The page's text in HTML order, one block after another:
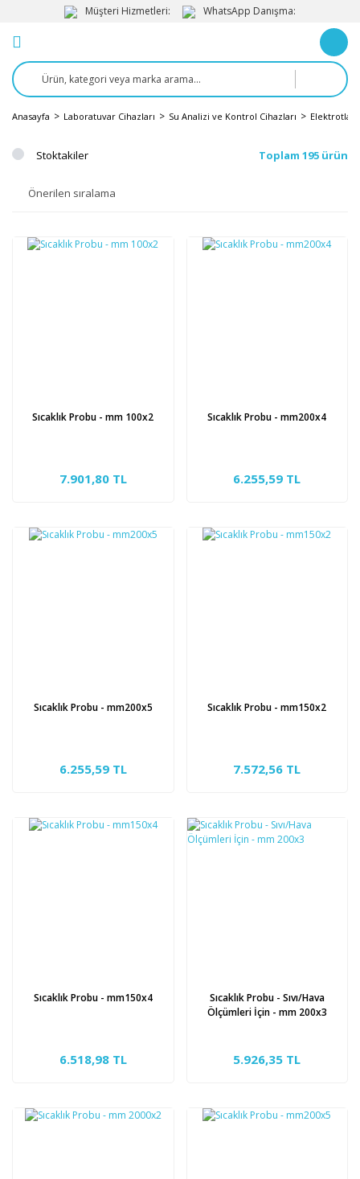
Müşteri Hizmetleri: WhatsApp Danışma:
Anasayfa Laboratuvar Cihazları Su Analizi ve Kontrol Cihazları Elektrotlar
Stoktakiler Toplam 195 ürün
Sıcaklık Probu - mm 100x2
7.901,80 TL
Sıcaklık Probu - mm200x4
6.255,59 TL
Sıcaklık Probu - mm200x5
6.255,59 TL
Sıcaklık Probu - mm150x2
7.572,56 TL
Sıcaklık Probu - mm150x4
6.518,98 TL
Sıcaklık Probu - Sıvı/Hava
Ölçümleri İçin - mm 200x3
5.926,35 TL